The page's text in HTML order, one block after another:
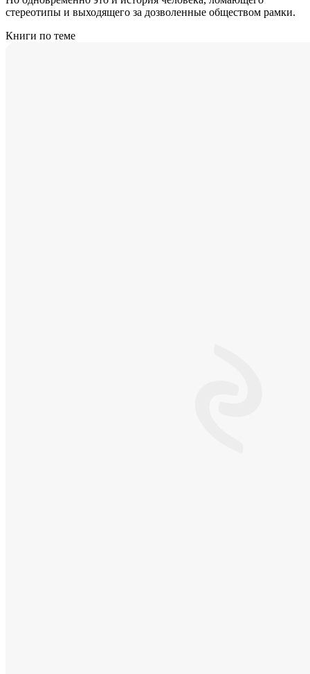
стереотипы и выходящего за дозволенные обществом рамки.
Книги по теме